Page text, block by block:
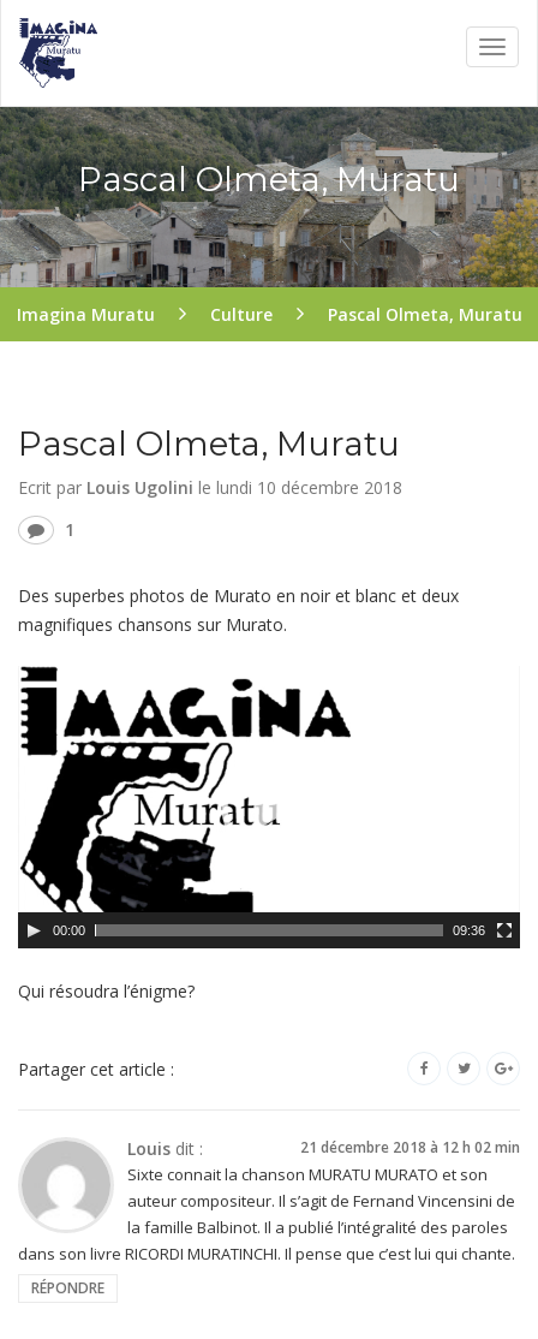
Pascal Olmeta, Muratu
Imagina Muratu Culture Pascal Olmeta, Muratu
Pascal Olmeta, Muratu
Ecrit par Louis Ugolini le lundi 10 décembre 2018
1
Des superbes photos de Murato en noir et blanc et deux
magnifiques chansons sur Murato.
Lecteur
vidéo
00:00 09:36
Qui résoudra l’énigme?
Partager cet article :
Louis dit : 21 décembre 2018 à 12 h 02 min
Sixte connait la chanson MURATU MURATO et son
auteur compositeur. Il s’agit de Fernand Vincensini de
la famille Balbinot. Il a publié l’intégralité des paroles
dans son livre RICORDI MURATINCHI. Il pense que c’est lui qui chante.
RÉPONDRE